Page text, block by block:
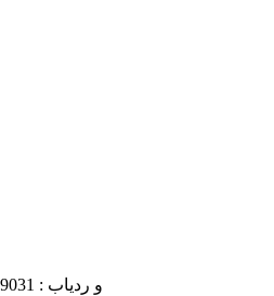
تلفن پشتیبانی GPS و ردیاب : 66029031-021